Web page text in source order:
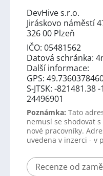
DevHive s.r.o.
Jiráskovo náměstí
326 00 Plzeň
IČO: 05481562
Datová schránka:
Další informace:
GPS:
S-JTSK: -821481.38
24496901
Poznámka: Tato
nemusí se shodovat
nové pracovníky.
uvedena v inzerci - v
Recenze od